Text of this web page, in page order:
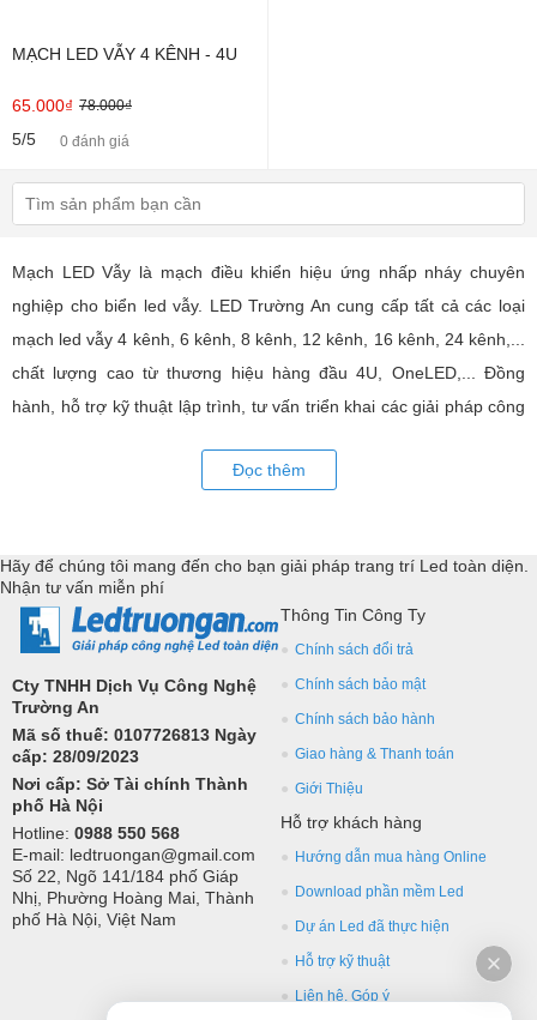
MẠCH LED VẪY 4 KÊNH - 4U
65.000₫ 78.000₫
5/5 0 đánh giá
Mạch LED Vẫy là mạch điều khiển hiệu ứng nhấp nháy chuyên
nghiệp cho biển led vẫy. LED Trường An cung cấp tất cả các loại
mạch led vẫy 4 kênh, 6 kênh, 8 kênh, 12 kênh, 16 kênh, 24 kênh,...
chất lượng cao từ thương hiệu hàng đầu 4U, OneLED,... Đồng
hành, hỗ trợ kỹ thuật lập trình, tư vấn triển khai các giải pháp công
Đọc thêm
Hãy để chúng tôi mang đến cho bạn giải pháp trang trí Led toàn diện.
Nhận tư vấn miễn phí
Cty TNHH Dịch Vụ Công Nghệ
Trường An
Mã số thuế: 0107726813 Ngày
cấp: 28/09/2023
Nơi cấp: Sở Tài chính Thành
phố Hà Nội
Hotline: 0988 550 568
E-mail: ledtruongan@gmail.com
Số 22, Ngõ 141/184 phố Giáp
Nhị, Phường Hoàng Mai, Thành
phố Hà Nội, Việt Nam
Thông Tin Công Ty
Chính sách đổi trả
Chính sách bảo mật
Chính sách bảo hành
Giao hàng & Thanh toán
Giới Thiệu
Hỗ trợ khách hàng
Hướng dẫn mua hàng Online
Download phần mềm Led
Dự án Led đã thực hiện
Hỗ trợ kỹ thuật
Liên hệ, Góp ý